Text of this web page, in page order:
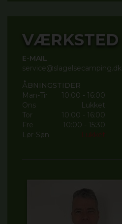
VÆRKSTED
E-MAIL
service@slagelsecamping.dk
ÅBNINGSTIDER
Man-Tir
10:00 - 16:00
Ons
Lukket
Tor
10:00 - 16:00
Fre
10:00 - 15:30
Lør-Søn
Lukket